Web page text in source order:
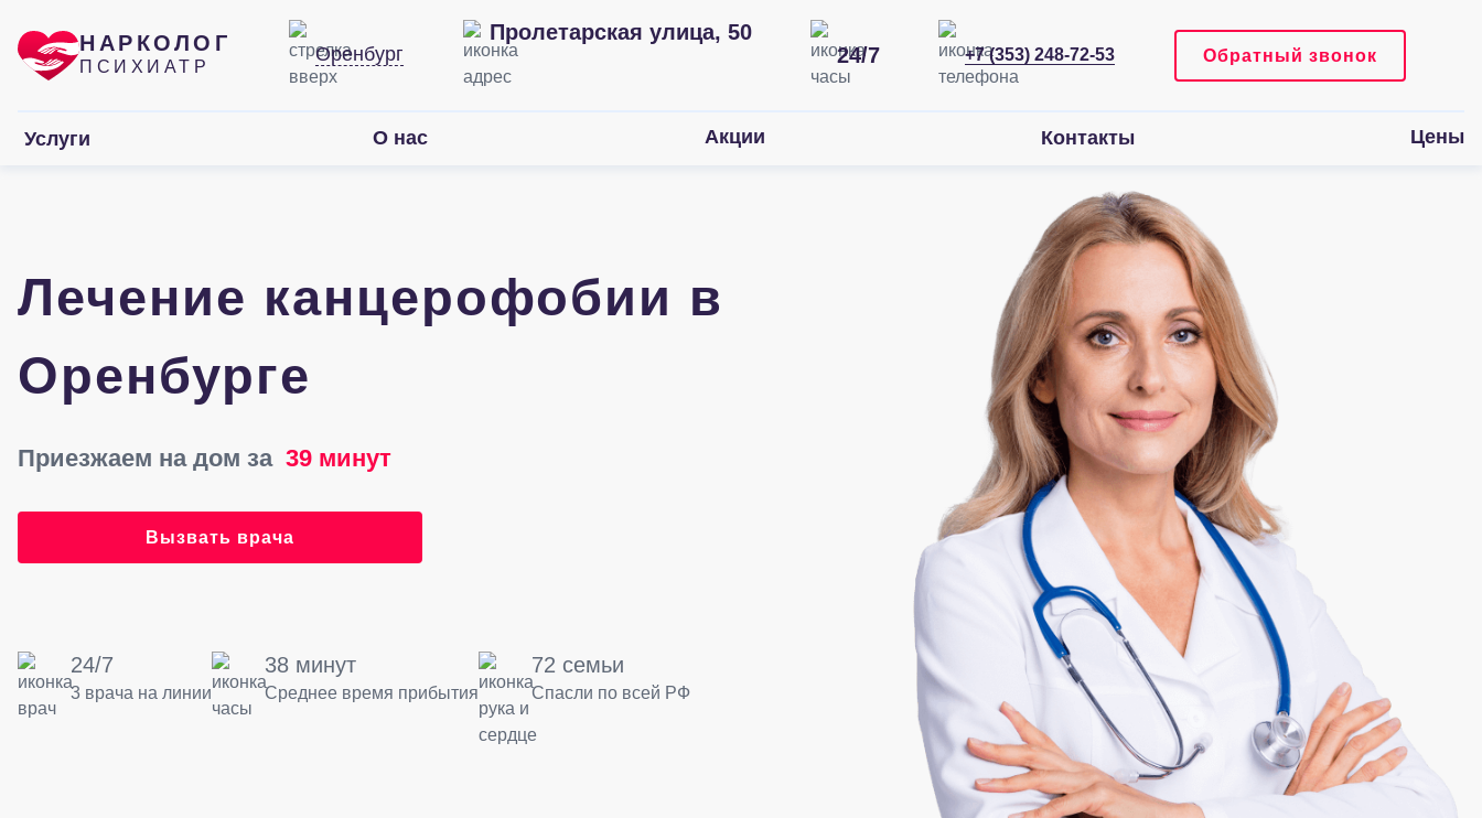
НАРКОЛОГ
ПСИХИАТР
Оренбург
Пролетарская улица, 50
24/7
+7 (353) 248-72-53 Обратный звонок
Услуги О нас Акции Контакты Цены
Лечение канцерофобии в
Оренбурге
Приезжаем на дом за39 минут
Вызвать врача
24/7
3 врача на линии
38 минут
Среднее время прибытия
72 семьи
Спасли по всей РФ